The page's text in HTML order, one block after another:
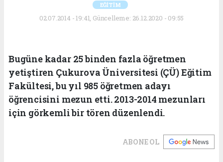
EĞİTİM
02.07.2014 - 19:41, Güncelleme: 26.12.2020 - 09:55
Bugüne kadar 25 binden fazla öğretmen
yetiştiren Çukurova Üniversitesi (ÇÜ) Eğitim
Fakültesi, bu yıl 985 öğretmen adayı
öğrencisini mezun etti. 2013-2014 mezunları
için görkemli bir tören düzenlendi.
ABONE OL